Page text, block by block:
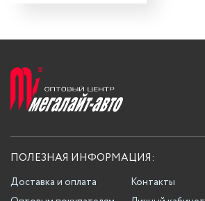
ПОЛЕЗНАЯ ИНФОРМАЦИЯ:
Доставка и оплата
Контакты